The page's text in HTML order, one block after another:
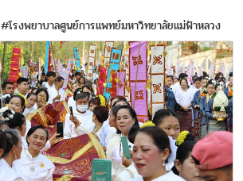
#โรงพยาบาลศูนย์การแพทย์มหาวิทยาลัยแม่ฟ้าหลวง